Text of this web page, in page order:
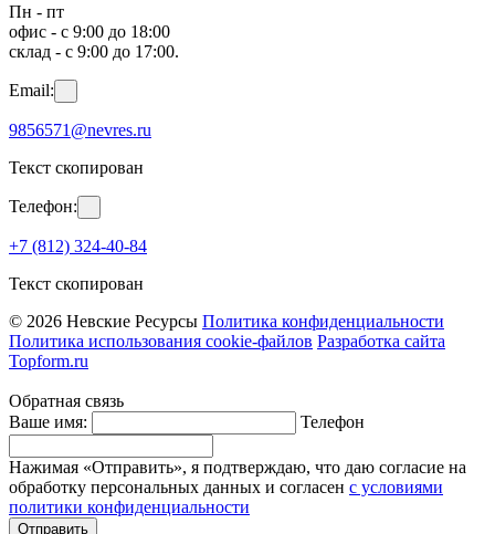
Пн - пт
офис - с 9:00 до 18:00
склад - с 9:00 до 17:00.
Email:
9856571@nevres.ru
Текст скопирован
Телефон:
+7 (812) 324-40-84
Текст скопирован
© 2026 Невские Ресурсы Политика конфиденциальности
Политика использования cookie-файлов Разработка сайта
Topform.ru
Обратная связь
Ваше имя:
Телефон
Нажимая «Отправить», я подтверждаю, что даю согласие на
обработку персональных данных и согласен с условиями
политики конфиденциальности
Отправить